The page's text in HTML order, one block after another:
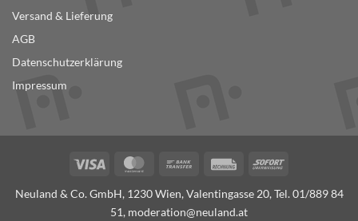
Versand & Lieferung
AGB
Datenschutzerklärung
Impressum
Visa MasterCardBank
RechungSofort
Neuland & Co. GmbH, 1230 Wien, Valentingasse 20, Tel. 01/889 84
51, moderation@neuland.at